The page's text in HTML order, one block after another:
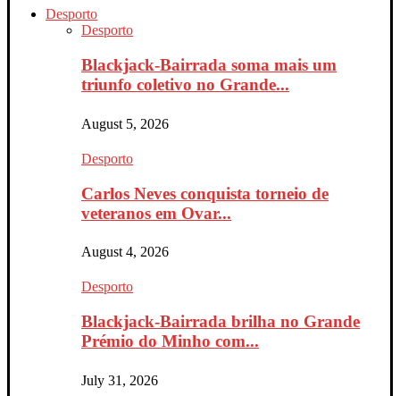
Desporto
Desporto
Blackjack-Bairrada soma mais um
triunfo coletivo no Grande...
August 5, 2026
Desporto
Carlos Neves conquista torneio de
veteranos em Ovar...
August 4, 2026
Desporto
Blackjack-Bairrada brilha no Grande
Prémio do Minho com...
July 31, 2026